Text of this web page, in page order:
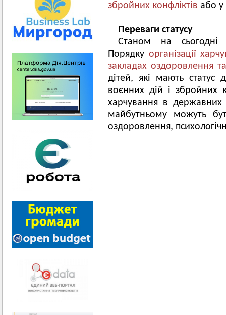
збройних конфліктів або у
Переваги статусу
Станом на
Порядку організації
закладах оздоровлення
дітей, які мають статус
воєнних дій і збройних
харчування в
майбутньому можуть
оздоровлення,